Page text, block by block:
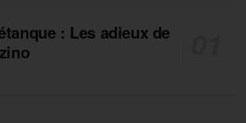
: Les adieux de